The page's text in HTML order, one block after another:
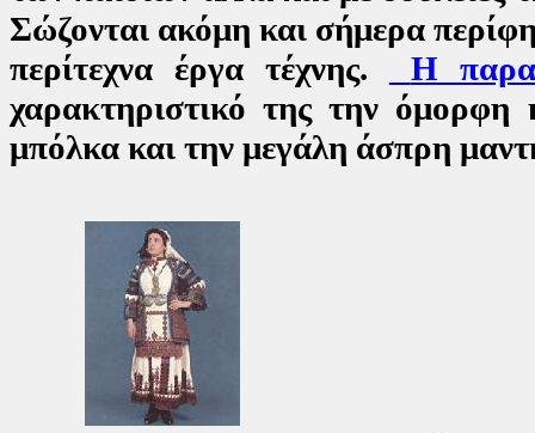
Σώζονται ακόμη και σήμερα
περίτεχνα έργα τέχνης.
Η
χαρακτηριστικό της την όμορφη
μπόλκα και την μεγάλη άσπρη